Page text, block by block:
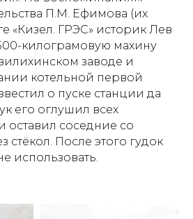
П.М. Ефимова (их
«Кизел. ГРЭС» историк Лев
килограмовую махину
заводе и
котельной первой
о пуске станции да
его оглушил всех
оставил соседние со
стёкол. После этого гудок
использовать.